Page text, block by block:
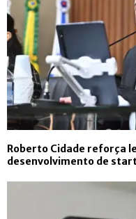
Roberto Cidade reforça
desenvolvimento de